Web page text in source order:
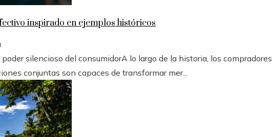
inspirado en ejemplos históricos
silencioso del consumidorA lo largo de la historia, los compradores
conjuntas son capaces de transformar mer...